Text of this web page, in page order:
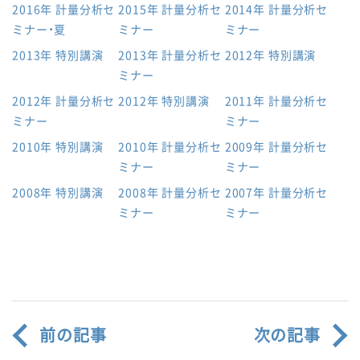
2016年 計量分析セ
ミナー・夏
2015年 計量分析セ
ミナー
2014年 計量分析セ
ミナー
2013年 特別講演
2013年 計量分析セ
ミナー
2012年 特別講演
2012年 計量分析セ
ミナー
2012年 特別講演
2011年 計量分析セ
ミナー
2010年 特別講演
2010年 計量分析セ
ミナー
2009年 計量分析セ
ミナー
2008年 特別講演
2008年 計量分析セ
ミナー
2007年 計量分析セ
ミナー
前の記事 次の記事